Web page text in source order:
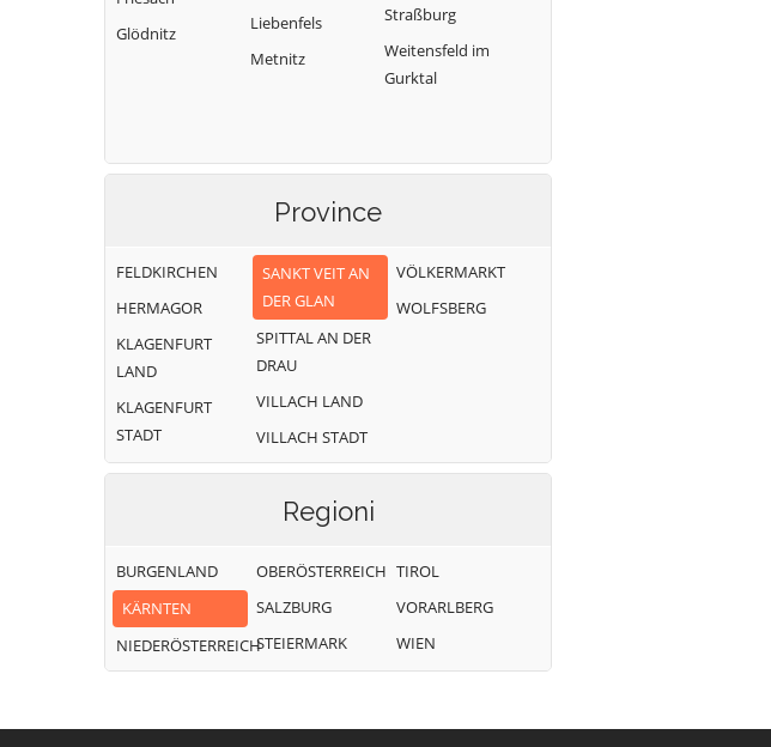
Glödnitz
Liebenfels
Metnitz
Straßburg
Weitensfeld im
Gurktal
Province
FELDKIRCHEN
HERMAGOR
KLAGENFURT
LAND
KLAGENFURT
STADT
SANKT VEIT AN
DER GLAN
SPITTAL AN DER
DRAU
VILLACH LAND
VILLACH STADT
VÖLKERMARKT
WOLFSBERG
Regioni
BURGENLAND
KÄRNTEN
NIEDERÖSTERREICH
OBERÖSTERREICH
SALZBURG
STEIERMARK
TIROL
VORARLBERG
WIEN